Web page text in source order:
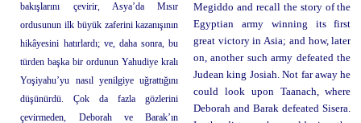
bakışlarını çevirir, Asya’da Mısır
ordusunun ilk büyük zaferini kazanışının
hikâyesini hatırlardı; ve, daha sonra, bu
türden başka bir ordunun Yahudiye kralı
Yoşiyahu’yu nasıl yenilgiye uğrattığını
düşünürdü. Çok da fazla gözlerini
çevirmeden, Deborah ve Barak’ın
Megiddo and recall the story of the
Egyptian army winning its first
great victory in Asia; and how, later
on, another such army defeated the
Judean king Josiah. Not far away he
could look upon Taanach, where
Deborah and Barak defeated Sisera.